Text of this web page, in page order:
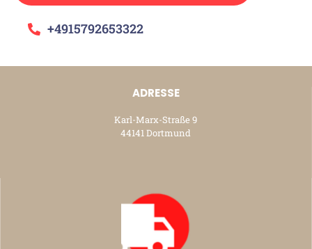
+4915792653322
ADRESSE
Karl-Marx-Straße 9
44141 Dortmund